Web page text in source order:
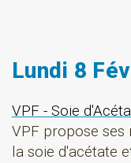
Lundi 8
VPF - Soie
VPF propose ses
la soie d'acétate